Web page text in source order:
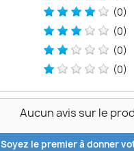
(0)
(0)
(0)
(0)
Aucun avis sur le
Soyez le premier à donner